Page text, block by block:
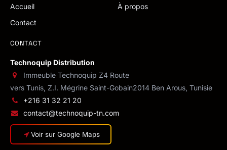
Accueil
À propos
Contact
CONTACT
Technoquip Distribution
Immeuble Technoquip Z4 Route
vers Tunis, Z.I. Mégrine Saint-Gobain2014 Ben Arous, Tunisie
+216 31 32 21 20
contact@technoquip-tn.com
Voir sur Google Maps